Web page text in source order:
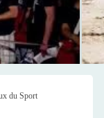
du Sport